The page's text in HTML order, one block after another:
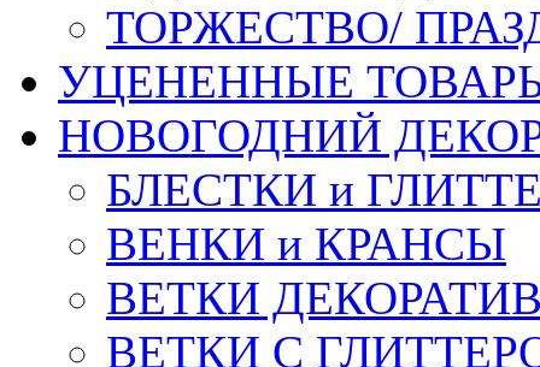
ТОРЖЕСТВО/
УЦЕНЕННЫЕ
НОВОГОДНИЙ
БЛЕСТКИ и
ВЕНКИ и КРАНСЫ
ВЕТКИ
ВЕТКИ С